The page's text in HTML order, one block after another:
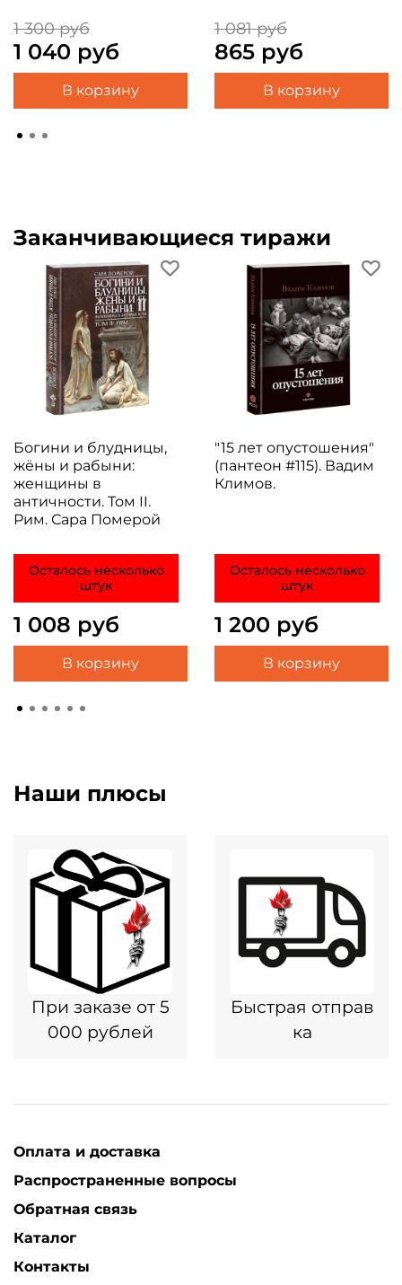
1 300 руб
1 040 руб
В корзину
1 081 руб
865 руб
В корзину
Заканчивающиеся тиражи
Богини и блудницы,
жёны и рабыни:
женщины в
античности. Том II.
Рим. Сара Померой
Осталось несколько
штук
1 008 руб
В корзину
"15 лет опустошения"
(пантеон #115). Вадим
Климов.
Осталось несколько
штук
1 200 руб
В корзину
Наши плюсы
При заказе от 5
000 рублей
Быстрая отправ
ка
Оплата и доставка
Распространенные вопросы
Обратная связь
Каталог
Контакты